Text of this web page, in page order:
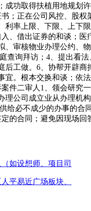
成功取得扶植用地规划
；正在公司风控、股
利率上限、下限、上下
、借出证券的和谈；
、审核物业办理公约、
查询拜访；4、提出看
后工做。6、协帮开辟
宜。根本交换和谈；依
件二审人1、领会研究
理公司成立业从办理机
给必不成少的办事的合
的合同；避免因现场
如设想师、项目司
平易近广场板块、